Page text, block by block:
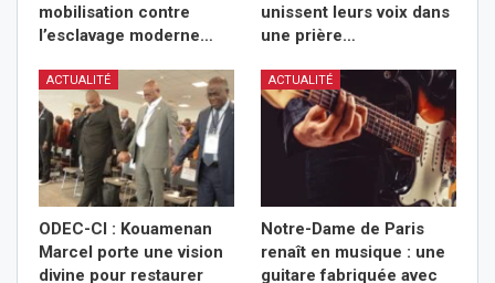
mobilisation contre
l’esclavage moderne…
unissent leurs voix dans
une prière…
ACTUALITÉ
ODEC-CI : Kouamenan
Marcel porte une vision
divine pour restaurer
ACTUALITÉ
Notre-Dame de Paris
renaît en musique : une
guitare fabriquée avec